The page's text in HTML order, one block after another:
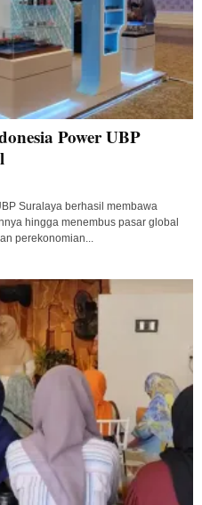
Power UBP
Suralaya berhasil membawa
hingga menembus pasar global
perekonomian...